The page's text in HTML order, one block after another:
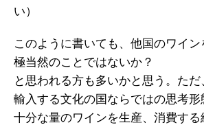
い）
このように書いても、他国のワイ
極当然のことではないか？
と思われる方も多いかと思う。た
輸入する文化の国ならではの思考
十分な量のワインを生産、消費す